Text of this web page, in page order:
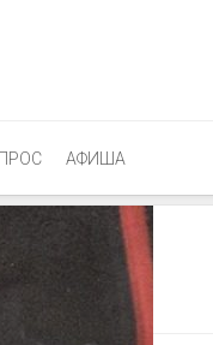
АФИША